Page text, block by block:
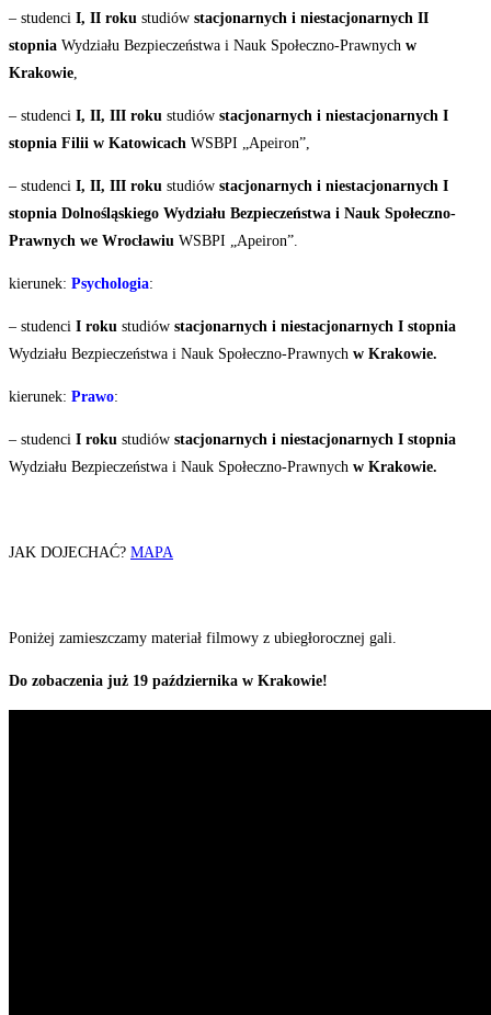
– studenci I, II roku studiów stacjonarnych i niestacjonarnych II
stopnia Wydziału Bezpieczeństwa i Nauk Społeczno-Prawnych w
Krakowie
– studenci I, II, III roku studiów stacjonarnych i niestacjonarnych I
stopnia Filii w Katowicach WSBPI „Apeiron”,
– studenci I, II, III roku studiów stacjonarnych i niestacjonarnych I
stopnia Dolnośląskiego Wydziału Bezpieczeństwa i Nauk Społeczno-
Prawnych we Wrocławiu WSBPI „Apeiron”.
kierunek: Psychologia:
– studenci I roku studiów stacjonarnych i niestacjonarnych I stopnia
Wydziału Bezpieczeństwa i Nauk Społeczno-Prawnych w Krakowie.
kierunek: Prawo:
– studenci I roku studiów stacjonarnych i niestacjonarnych I stopnia
Wydziału Bezpieczeństwa i Nauk Społeczno-Prawnych w Krakowie.
JAK DOJECHAĆ? MAPA
Poniżej zamieszczamy materiał filmowy z ubiegłorocznej gali.
Do zobaczenia już 19 października w Krakowie!